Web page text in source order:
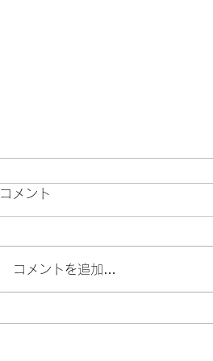
100円de銭湯
コメント
コメントを追加…